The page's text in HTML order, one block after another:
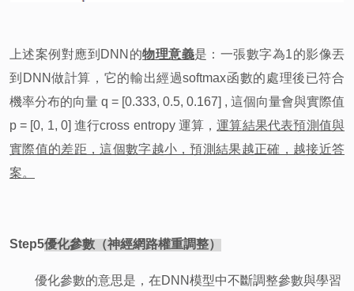
上述案例對應到DNN的物理意義是：一張數字為1的影像丟
到DNN做計算，它的輸出經過softmax函數的處理後已符合
機率分布的向量 q = [0.333, 0.5, 0.167] , 這個向量會與實際值
p = [0, 1, 0] 進行cross entropy 運算，運算結果代表預測值與
實際值的差距，這個數字越小，預測結果越正確，越接近答
案。
Step5優化參數（神經網路權重調整）
優化參數的意思是，在DNN模型中不斷調整參數與學習